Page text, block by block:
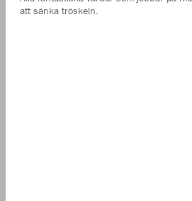
att sänka tröskeln.